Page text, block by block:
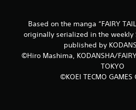
Based on the manga “FAIRY
originally serialized in the weekly
published by
©Hiro Mashima, KODANSHA/
TOKYO
©KOEI TECMO GAMES